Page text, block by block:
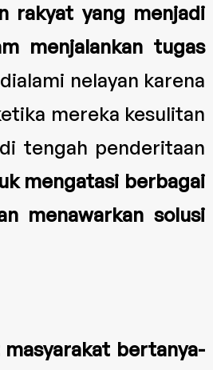
rakyat yang menjadi
menjalankan tugas
nelayan karena
mereka kesulitan
tengah penderitaan
mengatasi berbagai
menawarkan solusi
bertanya-